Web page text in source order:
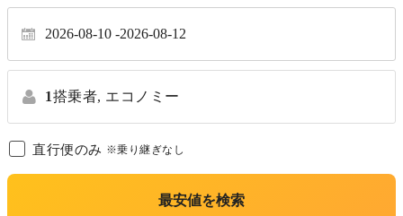
2026-08-10 2026-08-12
1搭乗者, エコノミー
直行便のみ ※乗り継ぎなし
最安値を検索